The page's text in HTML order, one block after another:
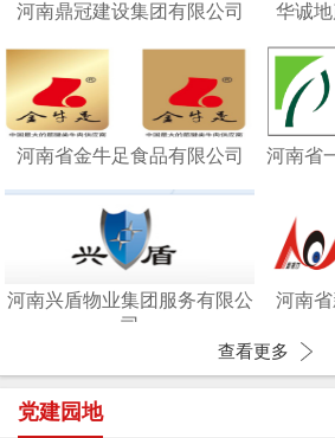
河南鼎冠建设集团有限公司 华诚
河南省金牛足食品有限公司 河南省
河南兴盾物业集团服务有限公
司
河南
查看更多
党建园地